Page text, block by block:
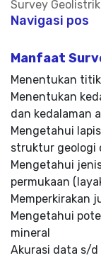
Survey
Navigasi pos
Manfaat
Menentukan
Menentukan
dan kedalaman
Mengetahui
struktur geologi
Mengetahui
permukaan
Memperkirakan
Mengetahui
mineral
Akurasi data s/d